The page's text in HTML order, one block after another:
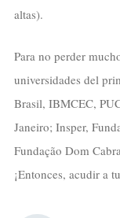
altas).
Para no perder
universidades del
Brasil, IBMCEC,
Janeiro; Insper,
Fundação Dom
¡Entonces, acudir a